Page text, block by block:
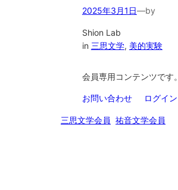
2025年3月1日—by
Shion Lab
in 三思文学, 美的実験
会員専用コンテンツです。
お問い合わせ ログイン
三思文学会員 祐音文学会員